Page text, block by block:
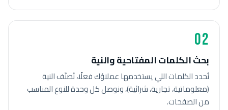
02
بحث الكلمات المفتاحية والنية
نُحدد الكلمات اللي يستخدمها عملاؤك فعلًا، نُصنّف النية
(معلوماتية، تجارية، شرائية)، ونوصل كل وحدة للنوع المناسب
من الصفحات.